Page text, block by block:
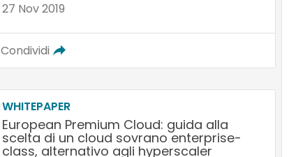
27 Nov 2019
Condividi
WHITEPAPER
European Premium Cloud: guida alla
scelta di un cloud sovrano enterprise-
class, alternativo agli hyperscaler